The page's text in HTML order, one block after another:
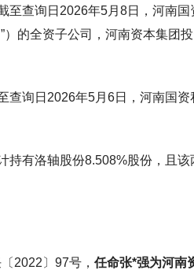
至查询日2026年5月8日，河南
的全资子公司，河南资本集团
查询日2026年5月6日，河南国
持有洛轴股份8.508%股份，且
2022〕97号， 任命张*强为河南